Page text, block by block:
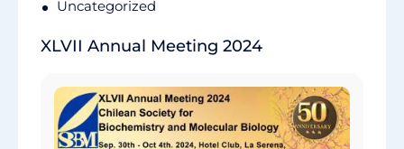
Uncategorized
XLVII Annual Meeting 2024